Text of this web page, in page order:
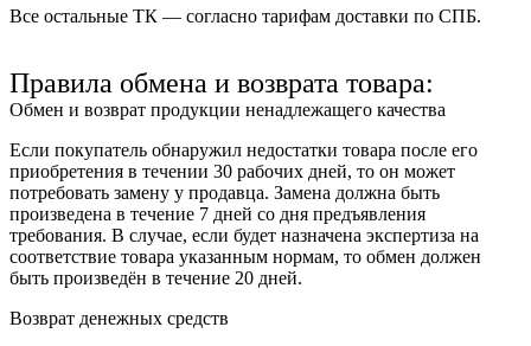
Все остальные ТК — согласно тарифам доставки по СПБ.
Правила обмена и возврата товара:
Обмен и возврат продукции ненадлежащего качества
Если покупатель обнаружил недостатки товара после его
приобретения в течении 30 рабочих дней, то он может
потребовать замену у продавца. Замена должна быть
произведена в течение 7 дней со дня предъявления
требования. В случае, если будет назначена экспертиза на
соответствие товара указанным нормам, то обмен должен
быть произведён в течение 20 дней.
Возврат денежных средств